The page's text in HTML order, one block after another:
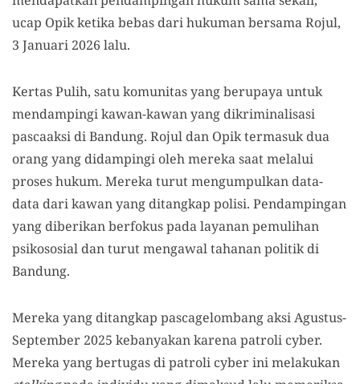
ucap Opik ketika bebas dari hukuman bersama Rojul,
3 Januari 2026 lalu.
Kertas Pulih, satu komunitas yang berupaya untuk
mendampingi kawan-kawan yang dikriminalisasi
pascaaksi di Bandung. Rojul dan Opik termasuk dua
orang yang didampingi oleh mereka saat melalui
proses hukum. Mereka turut mengumpulkan data-
data dari kawan yang ditangkap polisi. Pendampingan
yang diberikan berfokus pada layanan pemulihan
psikososial dan turut mengawal tahanan politik di
Bandung.
Mereka yang ditangkap pascagelombang aksi Agustus-
September 2025 kebanyakan karena patroli cyber.
Mereka yang bertugas di patroli cyber ini melakukan